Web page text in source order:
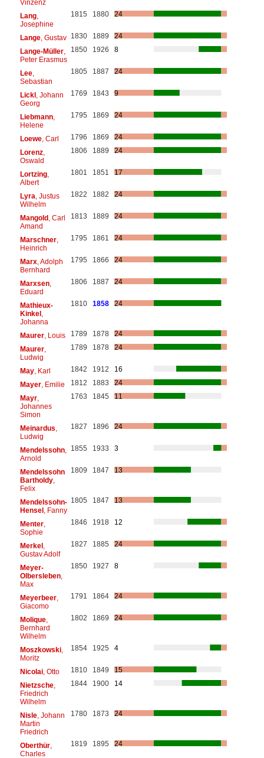
Vinzenz
Lang,
Josephine
1815 1880 24
Lange, Gustav 1830 1889
24
Lange-Müller,
Peter Erasmus
1850 1926 8
Lee,
Sebastian
1805 1887 24
Lickl, Johann
Georg
1769 1843 9
Liebmann,
Helene
1795 1869 24
Loewe, Carl 1796 1869
24
Lorenz,
Oswald
1806 1889 24
Lortzing,
Albert
1801 1851 17
Lyra , Justus
Wilhelm
1822 1882 24
Mangold, Carl
Amand
1813 1889 24
Marschner,
Heinrich
1795 1861 24
Marx, Adolph
Bernhard
1795 1866 24
Marxsen,
Eduard
1806 1887 24
Mathieux-
Kinkel,
Johanna
1810 1858 24
Maurer, Louis 1789 1878
24
Maurer,
Ludwig
1789 1878 24
May, Karl 1842 1912
16
Mayer, Emilie 1812 1883
24
Mayr,
Johannes
Simon
1763 1845 11
Meinardus
Ludwig
1827 1896 24
Mendelssohn,
Arnold
1855 1933 3
Mendelssohn
Bartholdy,
Felix
1809 1847 13
Mendelssohn-
Hensel, Fanny
1805 1847 13
Menter,
Sophie
1846 1918 12
Merkel,
Gustav Adolf
1827 1885 24
Meyer-
Olbersleben,
Max
1850 1927 8
Meyerbeer,
Giacomo
1791 1864 24
Molique,
Bernhard
Wilhelm
1802 1869 24
Moszkowski,
Moritz
1854 1925 4
Nicolai, Otto 1810 1849
15
Nietzsche,
Friedrich
Wilhelm
1844 1900 14
Nisle, Johann
Martin
Friedrich
1780 1873 24
Oberthür,
Charles
1819 1895 24